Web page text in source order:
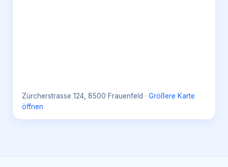
Zürcherstrasse 124, 8500 Frauenfeld · Größere Karte
öffnen